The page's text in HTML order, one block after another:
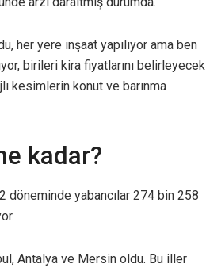
her yere inşaat yapılıyor ama ben
birileri kira fiyatlarını belirleyecek
kesimlerin konut ve barınma
kadar?
yabancılar 274 bin 258
Antalya ve Mersin oldu. Bu iller